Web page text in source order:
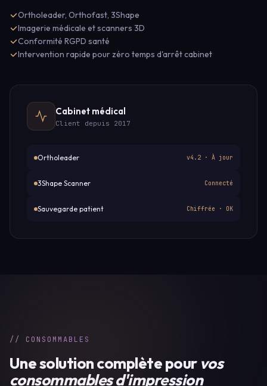
Ortholeader, Orthofast, 3Shape
Imagerie médicale et scanners 3D
Conformité RGPD santé
Intervention rapide pour zéro temps d'arrêt cabinet
Cabinet médical
Client depuis 2017
Ortholeader v4.2 · À jour
3Shape Scanner Connecté
Sauvegarde patient Chiffrée · OK
// CONSOMMABLES
Une solution complète pour vos
consommables d'impression